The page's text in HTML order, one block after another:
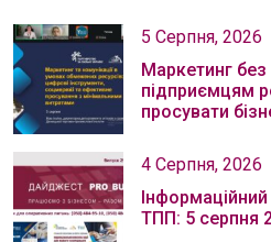
5 Серпня, 2026
Маркетинг без
підприємцям
просувати
4 Серпня, 2026
ТПП: 5 серпня